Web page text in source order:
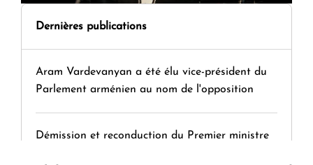
Dernières publications
Aram Vardevanyan a été élu vice-président du
Parlement arménien au nom de l'opposition
Démission et reconduction du Premier ministre